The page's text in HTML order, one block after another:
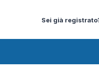
Sei già